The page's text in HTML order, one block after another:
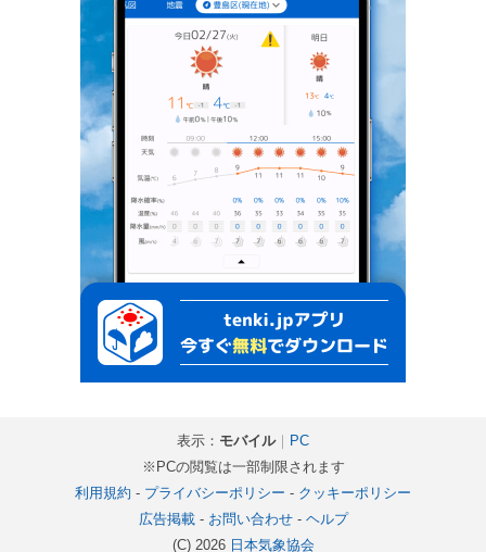
表示： モバイル｜
PC
※PCの閲覧は一部制限されます
利用規約 - プライバシーポリシー - クッキーポリシー
広告掲載- お問い合わせ- ヘルプ
(C) 2026 日本気象協会